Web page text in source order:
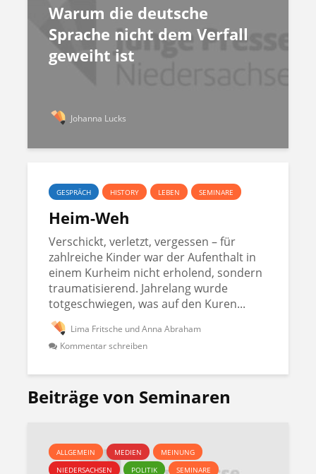
Warum die deutsche
Sprache nicht dem Verfall
geweiht ist
Johanna Lucks
GESPRÄCH HISTORY LEBEN SEMINARE
Heim-Weh
Verschickt, verletzt, vergessen – für
zahlreiche Kinder war der Aufenthalt in
einem Kurheim nicht erholend, sondern
traumatisierend. Jahrelang wurde
totgeschwiegen, was auf den Kuren...
Lima Fritsche und Anna Abraham
Kommentar schreiben
Beiträge von Seminaren
ALLGEMEIN MEDIEN
MEINUNG
NIEDERSACHSEN
POLITIK SEMINARE